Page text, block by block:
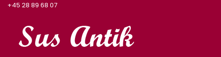
+45 28 89 68 07